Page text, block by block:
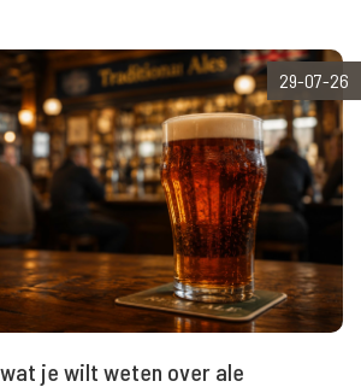
29-07-26
je wilt weten over ale